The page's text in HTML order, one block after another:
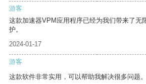
游客
这款加速器VPM应用程序已经为我们带来了无
护。
2024-01-17
游客
这款软件非常实用，可以帮助我解决很多问题。